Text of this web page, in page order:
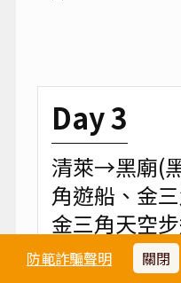
防範詐騙聲明 關閉
光，還能品嘗到各
清萊夜市
夜市規模不大，但
食、工藝品、紀念
其他城市便宜許多
由。